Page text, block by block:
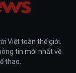
Việt toàn thế giới.
tin mới nhất về
thao.